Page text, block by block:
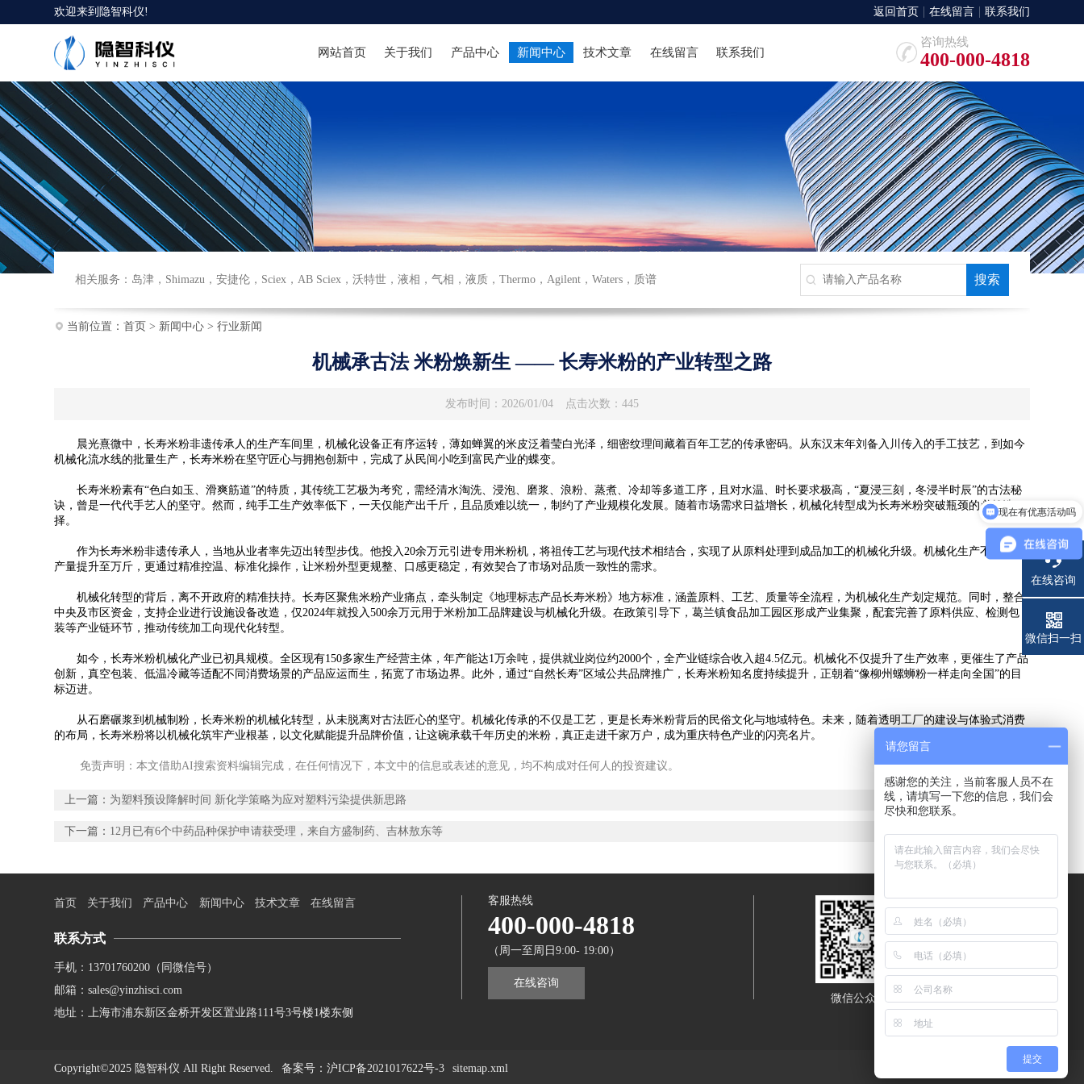
欢迎来到 隐智科仪! 返回首页 在线留言 联系我们
网站首页 关于我们 产品中心 新闻中心 技术文章 在线留言 联系我们
咨询热线
400-000-4818
相关服务： 岛津 ， Shimazu ，安捷伦 ， Sciex ，AB Sciex ，沃特世 ，液相 ，气相 ，液质 ，Thermo ，Agilent ，Waters ， 质谱
当前位置： 首页 > 新闻中心> 行业新闻
机械承古法 米粉焕新生 —— 长寿米粉的产业转型之路
发布时间：2026/01/04 点击次数：445
晨光熹微中，长寿米粉非遗传承人的生产车间里，机械化设备正有序运转，薄如蝉翼的米皮泛着莹白光泽，细密纹理间藏着百年工艺的传承密码。从东汉末年刘备入川传入的手工技艺，到如今
机械化流水线的批量生产，长寿米粉在坚守匠心与拥抱创新中，完成了从民间小吃到富民产业的蝶变。
长寿米粉素有“色白如玉、滑爽筋道”的特质，其传统工艺极为考究，需经清水淘洗、浸泡、磨浆、浪粉、蒸煮、冷却等多道工序，且对水温、时长要求极高，“夏浸三刻，冬浸半时辰”的古法秘
诀，曾是一代代手艺人的坚守。然而，纯手工生产效率低下，一天仅能产出千斤，且品质难以统一，制约了产业规模化发展。随着市场需求日益增长，机械化转型成为长寿米粉突破瓶颈的必然选
择。
作为长寿米粉非遗传承人，当地从业者率先迈出转型步伐。他投入20余万元引进专用米粉机，将祖传工艺与现代技术相结合，实现了从原料处理到成品加工的机械化升级。机械化生产不仅将日
产量提升至万斤，更通过精准控温、标准化操作，让米粉外型更规整、口感更稳定，有效契合了市场对品质一致性的需求。
机械化转型的背后，离不开政府的精准扶持。长寿区聚焦米粉产业痛点，牵头制定《地理标志产品长寿米粉》地方标准，涵盖原料、工艺、质量等全流程，为机械化生产划定规范。同时，整合
中央及市区资金，支持企业进行设施设备改造，仅2024年就投入500余万元用于米粉加工品牌建设与机械化升级。在政策引导下，葛兰镇食品加工园区形成产业集聚，配套完善了原料供应、检测包
装等产业链环节，推动传统加工向现代化转型。
如今，长寿米粉机械化产业已初具规模。全区现有150多家生产经营主体，年产能达1万余吨，提供就业岗位约2000个，全产业链综合收入超4.5亿元。机械化不仅提升了生产效率，更催生了产品
创新，真空包装、低温冷藏等适配不同消费场景的产品应运而生，拓宽了市场边界。此外，通过“自然长寿”区域公共品牌推广，长寿米粉知名度持续提升，正朝着“像柳州螺蛳粉一样走向全国”的目
标迈进。
从石磨碾浆到机械制粉，长寿米粉的机械化转型，从未脱离对古法匠心的坚守。机械化传承的不仅是工艺，更是长寿米粉背后的民俗文化与地域特色。未来，随着透明工厂的建设与体验式消费
的布局，长寿米粉将以机械化筑牢产业根基，以文化赋能提升品牌价值，让这碗承载千年历史的米粉，真正走进千家万户，成为重庆特色产业的闪亮名片。
免责声明：本文借助AI搜索资料编辑完成，在任何情况下，本文中的信息或表述的意见，均不构成对任何人的投资建议。
上一篇： 为塑料预设降解时间 新化学策略为应对塑料污染提供新思路
下一篇： 12月已有6个中药品种保护申请获受理，来自方盛制药、吉林敖东等
首页 关于我们 产品中心 新闻中心 技术文章 在线留言
联系方式
手机：13701760200（同微信号）
邮箱：sales@yinzhisci.com
地址：上海市浦东新区金桥开发区置业路111号3号楼1楼东侧
客服热线
400-000-4818
（周一至周日9:00- 19:00）
在线咨询
微信公众号
Copyright©2025 隐智科仪 All Right Reserved. 备案号：沪ICP备2021017622号-3 sitemap.xml
在线咨询
电话
微信扫一扫
现在有优惠活动吗
请您留言
感谢您的关注，当前客服人员不在
线，请填写一下您的信息，我们会
尽快和您联系。
提交